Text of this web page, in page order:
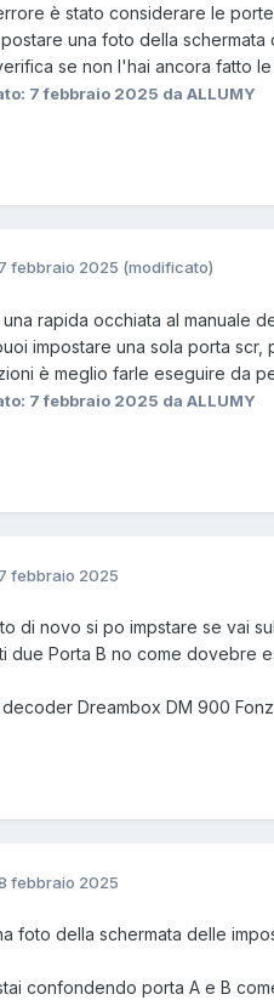
è stato considerare le
una foto della
se non l'hai ancora fatto
7 febbraio 2025 da ALLUMY
7 febbraio 2025 (modificato)
rapida occhiata al manuale
impostare una sola porta
è meglio farle eseguire da
7 febbraio 2025 da ALLUMY
7 febbraio 2025
di novo si po impstare se vai
due Porta B no come dovebre
Dreambox DM 900
febbraio 2025
foto della schermata delle
confondendo porta A e B